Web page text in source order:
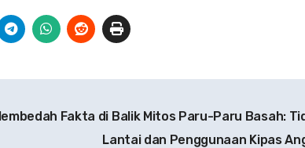
Fakta di Balik Mitos Paru-Paru Basah:
Lantai dan Penggunaan Kipas